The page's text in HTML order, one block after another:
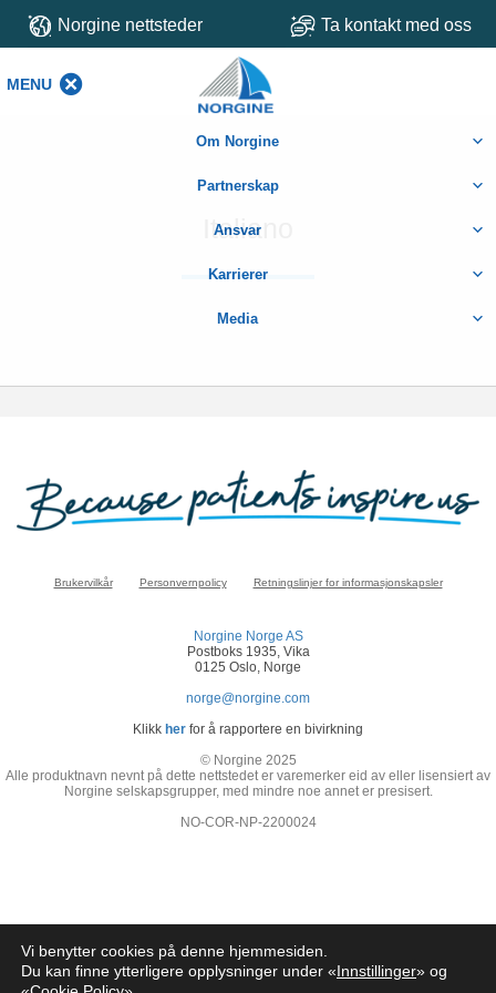
Norgine nettsteder Ta kontakt med oss
MENU
Om Norgine
Partnerskap
Ansvar
Karrierer
Media
Italiano
Brukervilkår Personvernpolicy Retningslinjer for informasjonskapsler
Norgine Norge AS
Postboks 1935, Vika
0125 Oslo, Norge
norge@norgine.com
Klikk her for å rapportere en bivirkning
© Norgine 2025
Alle produktnavn nevnt på dette nettstedet er varemerker eid av eller lisensiert av
Norgine selskapsgrupper, med mindre noe annet er presisert.
NO-COR-NP-2200024
Vi benytter cookies på denne hjemmesiden.
Du kan finne ytterligere opplysninger under «Innstillinger» og